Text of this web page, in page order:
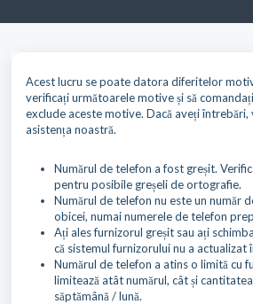
Acest lucru se poate datora diferitelor
verificați următoarele motive și să
exclude aceste motive. Dacă aveți întrebări,
asistența noastră.
Numărul de telefon a fost greșit.
pentru posibile greșeli de ortografie.
Numărul de telefon nu este un număr
obicei, numai numerele de telefon
Ați ales furnizorul greșit sau ați
că sistemul furnizorului nu a actualizat
Numărul de telefon a atins o limită cu
limitează atât numărul, cât și
săptămână / lună.